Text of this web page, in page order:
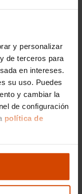
y personalizar
de terceros para
en intereses.
su uso. Puedes
y cambiar la
de configuración
política de